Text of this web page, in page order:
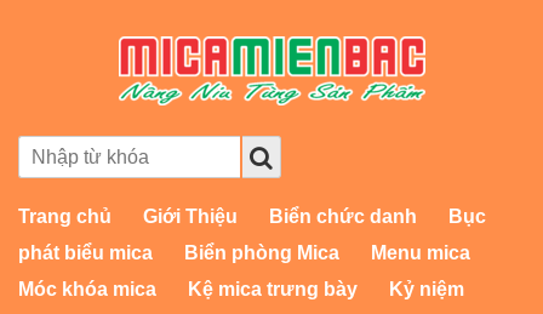
Trang chủ Giới Thiệu Biển chức danh
Bục
phát biểu mica
Biển phòng Mica
Menu mica
Móc khóa mica
Kệ mica trưng bày
Kỷ niệm